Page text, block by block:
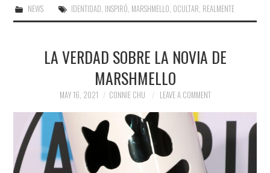
NEWS IDENTIDAD, INSPIRÓ, MARSHMELLO, OCULTAR, REALMENTE
LA VERDAD SOBRE LA NOVIA DE
MARSHMELLO
MAY 16, 2021 CONNIE CHU LEAVE A COMMENT